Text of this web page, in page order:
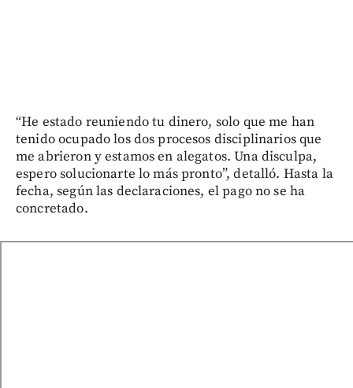
“He estado reuniendo tu dinero, solo que me han
tenido ocupado los dos procesos disciplinarios que
me abrieron y estamos en alegatos. Una disculpa,
espero solucionarte lo más pronto”, detalló. Hasta la
fecha, según las declaraciones, el pago no se ha
concretado.